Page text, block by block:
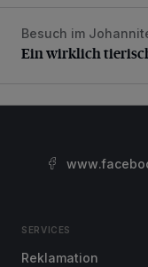
Ein wirklich
Besuch im
Ein wirklich
SERVICES
Reklamation